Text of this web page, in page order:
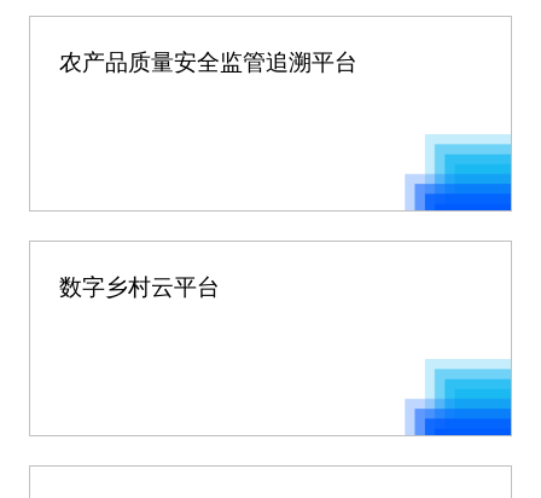
农产品质量安全监管追溯平台
数字乡村云平台